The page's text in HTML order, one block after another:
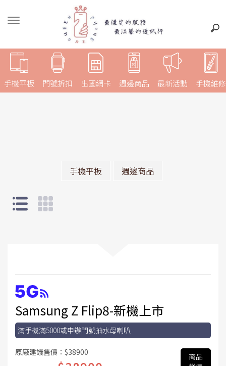
手機平板 門號折扣 週邊商品 最新活動 手機維修
出國網卡
手機平板 週邊商品
Samsung Z Flip8-新機上市
滿手機滿5000或申辦門號抽水母喇叭
原廠建議售價： $38900
商品